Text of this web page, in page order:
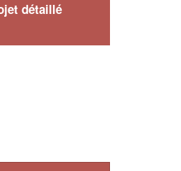
détaillé